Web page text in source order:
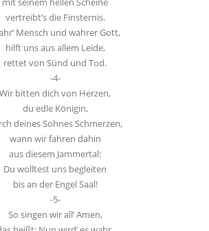
vertreibt’s die Finsternis.
Mensch und wahrer Gott,
hilft uns aus allem Leide,
rettet von Sünd und Tod.
-4-
Wir bitten dich von Herzen,
du edle Königin,
deines Sohnes Schmerzen,
wann wir fahren dahin
aus diesem Jammertal:
Du wolltest uns begleiten
bis an der Engel Saal!
-5-
So singen wir all’ Amen,